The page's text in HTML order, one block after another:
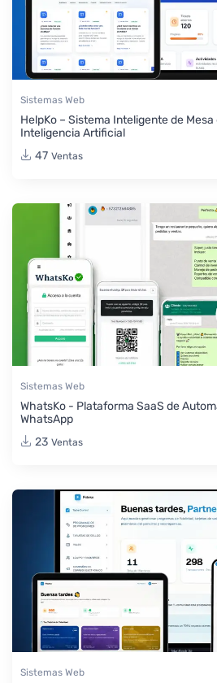
Sistemas Web
HelpKo – Sistema Inteligente de
Inteligencia Artificial
47 Ventas
Sistemas Web
WhatsKo - Plataforma SaaS de
WhatsApp
23 Ventas
Sistemas Web